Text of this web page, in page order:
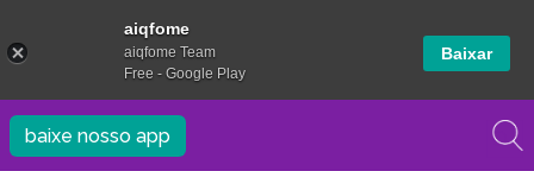
baixe nosso app
aiqfome
aiqfome Team
Free - Google Play
Baixar